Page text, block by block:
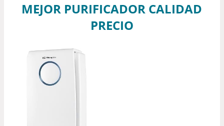
MEJOR PURIFICADOR CALIDAD
PRECIO